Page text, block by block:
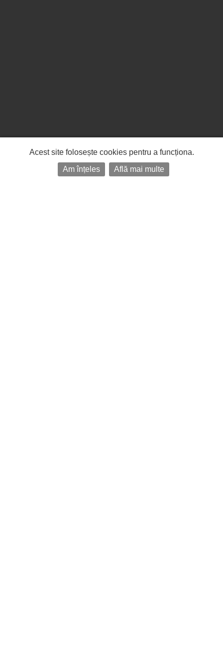
Acest site folosește cookies pentru a funcționa.
Am înțeles
Află mai multe